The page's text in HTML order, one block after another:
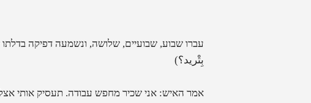
עברו שבוע, שבועיים, שלושה, ונשמעה דפיקה
بِتْريد؟)
אמר האיש: אני שכיר מחפש עבודה. תעסיק אותי